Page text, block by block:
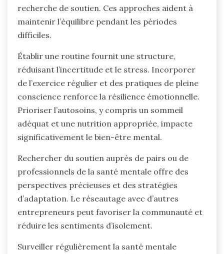
recherche de soutien. Ces approches aident à
maintenir l’équilibre pendant les périodes
difficiles.
Établir une routine fournit une structure,
réduisant l’incertitude et le stress. Incorporer
de l’exercice régulier et des pratiques de pleine
conscience renforce la résilience émotionnelle.
Prioriser l’autosoins, y compris un sommeil
adéquat et une nutrition appropriée, impacte
significativement le bien-être mental.
Rechercher du soutien auprès de pairs ou de
professionnels de la santé mentale offre des
perspectives précieuses et des stratégies
d’adaptation. Le réseautage avec d’autres
entrepreneurs peut favoriser la communauté et
réduire les sentiments d’isolement.
Surveiller régulièrement la santé mentale